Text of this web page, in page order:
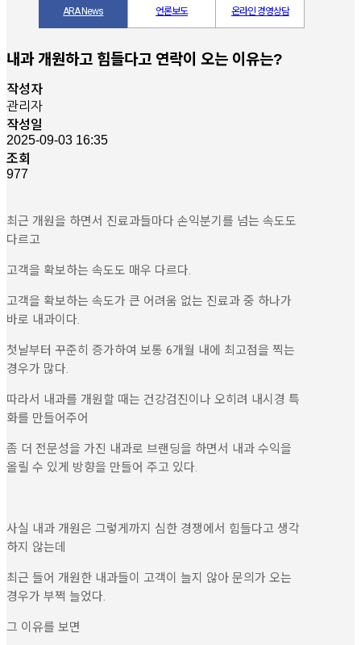
ARA News 언론보도 온라인 경영상담
내과 개원하고 힘들다고 연락이 오는 이유는?
작성자
관리자
작성일
2025-09-03 16:35
조회
977
최근 개원을 하면서 진료과들마다 손익분기를 넘는 속도도
다르고
고객을 확보하는 속도도 매우 다르다.
고객을 확보하는 속도가 큰 어려움 없는 진료과 중 하나가
바로 내과이다.
첫날부터 꾸준히 증가하여 보통 6개월 내에 최고점을 찍는
경우가 많다.
따라서 내과를 개원할 때는 건강검진이나 오히려 내시경 특
화를 만들어주어
좀 더 전문성을 가진 내과로 브랜딩을 하면서 내과 수익을
올릴 수 있게 방향을 만들어 주고 있다.
사실 내과 개원은 그렇게까지 심한 경쟁에서 힘들다고 생각
하지 않는데
최근 들어 개원한 내과들이 고객이 늘지 않아 문의가 오는
경우가 부쩍 늘었다.
그 이유를 보면